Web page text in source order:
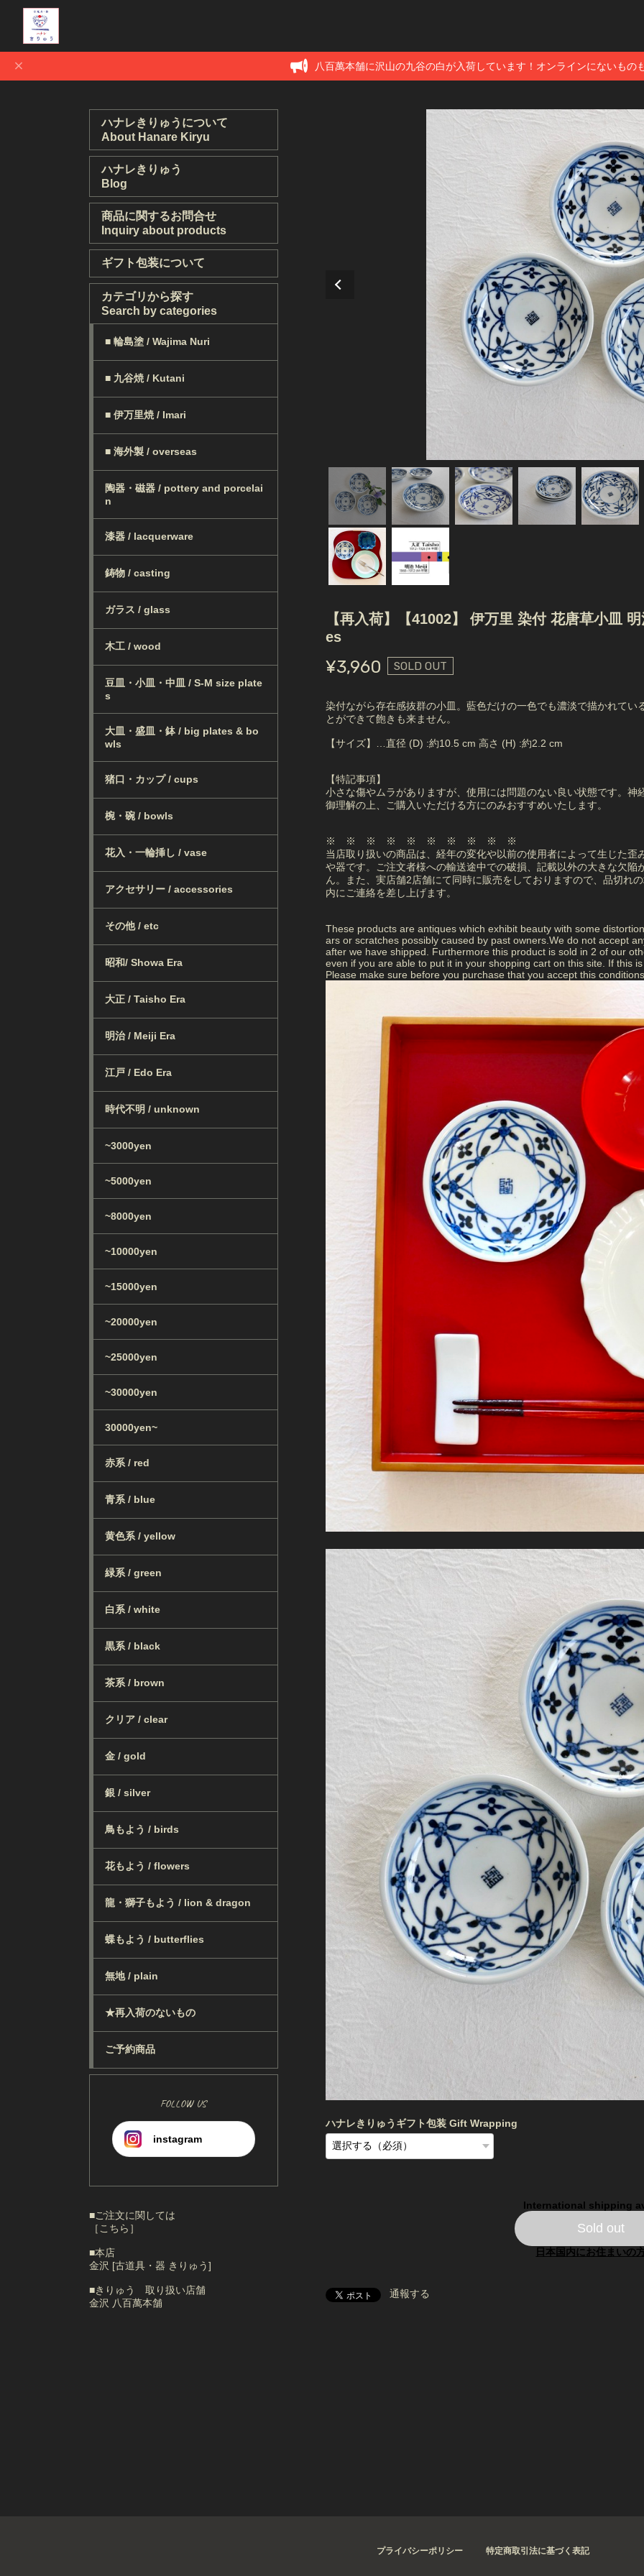
八百萬本舗に沢山の九谷の白が入荷しています！オンラインにないもの
ハナレきりゅうについて
About Hanare Kiryu
ハナレきりゅう
Blog
商品に関するお問合せ
Inquiry about products
ギフト包装について
カテゴリから探す
Search by categories
■ 輪島塗 / Wajima Nuri
■ 九谷焼 / Kutani
■ 伊万里焼 / Imari
■ 海外製 / overseas
陶器・磁器 / pottery and porcelai
n
漆器 / lacquerware
鋳物 / casting
ガラス / glass
木工 / wood
豆皿・小皿・中皿 / S-M size plate
s
大皿・盛皿・鉢 / big plates & bo
wls
猪口・カップ / cups
椀・碗 / bowls
花入・一輪挿し / vase
アクセサリー / accessories
その他 / etc
昭和/ Showa Era
大正 / Taisho Era
明治 / Meiji Era
江戸 / Edo Era
時代不明 / unknown
~3000yen
~5000yen
~8000yen
~10000yen
~15000yen
~20000yen
~25000yen
~30000yen
30000yen~
赤系 / red
青系 / blue
黄色系 / yellow
緑系 / green
白系 / white
黒系 / black
茶系 / brown
クリア / clear
金 / gold
銀 / silver
鳥もよう / birds
花もよう / flowers
龍・獅子もよう / lion & dragon
蝶もよう / butterflies
無地 / plain
★再入荷のないもの
ご予約商品
FOLLOW US
instagram
■ご注文に関しては
［こちら］
■本店
金沢 [古道具・器 きりゅう]
■きりゅう 取り扱い店舗
金沢 八百萬本舗
【再入荷】【41002】 伊万里 染付 花唐草小皿
es
¥3,960 SOLD OUT
染付ながら存在感抜群の小皿。藍色だけの一色でも濃淡で描かれて
とができて飽きも来ません。
【サイズ】…直径 (D) :約10.5 cm 高さ (H) :約2.2 cm
【特記事項】
小さな傷やムラがありますが、使用には問題のない良い状態です。
御理解の上、ご購入いただける方にのみおすすめいたします。
※ ※ ※ ※ ※ ※ ※ ※ ※ ※
当店取り扱いの商品は、経年の変化や以前の使用者によって生じた
や器です。ご注文者様への輸送途中での破損、記載以外の大きな欠
ん。また、実店舗2店舗にて同時に販売をしておりますので、品切れ
内にご連絡を差し上げます。
These products are antiques which exhibit beauty with some
ars or scratches possibly caused by past owners.We do not accept
after we have shipped. Furthermore this product is sold in 2 of our
even if you are able to put it in your shopping cart on this site. If this
Please make sure before you purchase that you accept this
ハナレきりゅうギフト包装 Gift Wrapping
International shipping
Sold out
日本国内にお住まいの
通報する
プライバシーポリシー 特定商取引法に基づく表記